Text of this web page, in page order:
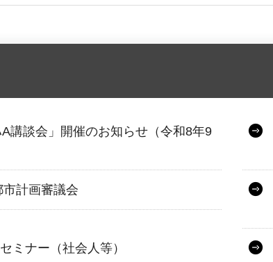
A講談会」開催のお知らせ（令和8年9
計画審議会
ミナー（社会人等）